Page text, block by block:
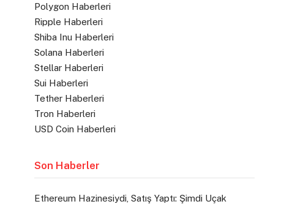
Polygon Haberleri
Ripple Haberleri
Shiba Inu Haberleri
Solana Haberleri
Stellar Haberleri
Sui Haberleri
Tether Haberleri
Tron Haberleri
USD Coin Haberleri
Son Haberler
Ethereum Hazinesiydi, Satış Yaptı: Şimdi Uçak